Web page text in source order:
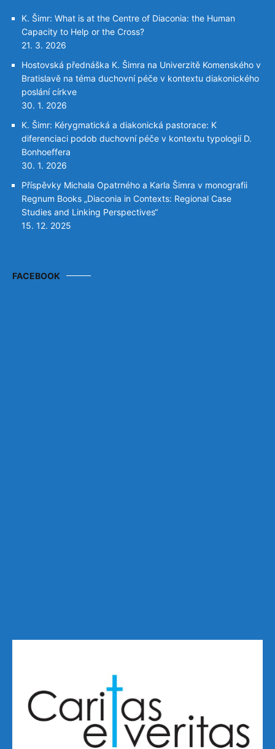
K. Šimr: What is at the Centre of Diaconia: the Human
Capacity to Help or the Cross?
21. 3. 2026
Hostovská přednáška K. Šimra na Univerzitě Komenského v
Bratislavě na téma duchovní péče v kontextu diakonického
poslání církve
30. 1. 2026
K. Šimr: Kérygmatická a diakonická pastorace: K
diferenciaci podob duchovní péče v kontextu typologií D.
Bonhoeffera
30. 1. 2026
Příspěvky Michala Opatrného a Karla Šimra v monografii
Regnum Books „Diaconia in Contexts: Regional Case
Studies and Linking Perspectives“
15. 12. 2025
FACEBOOK